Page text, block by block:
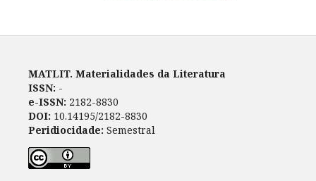
MATLIT. Materialidades da Literatura
ISSN: -
e-ISSN: 2182-8830
DOI: 10.14195/2182-8830
Peridiocidade: Semestral